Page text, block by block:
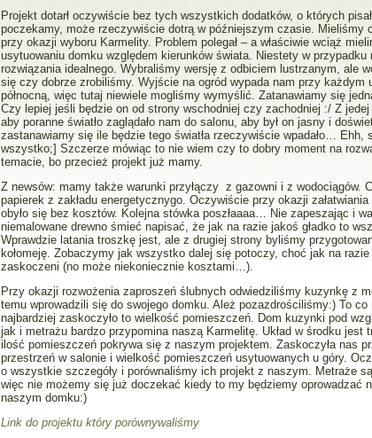
Projekt dotarł oczywiście bez tych wszystkich dodatków, o których
poczekamy, może rzeczywiście dotrą w późniejszym czasie. Mieliśmy
przy okazji wyboru Karmelity. Problem polegał – a właściwie wciąż
usytuowaniu domku względem kierunków świata. Niestety w przypadku
rozwiązania idealnego. Wybraliśmy wersję z odbiciem lustrzanym, ale
się czy dobrze zrobiliśmy. Wyjście na ogród wypada nam przy każdym
północną, więc tutaj niewiele mogliśmy wymyślić. Zatanawiamy się
Czy lepiej jeśli będzie on od strony wschodniej czy zachodniej :/ Z
aby poranne światło zaglądało nam do salonu, aby był on jasny i
zastanawiamy się ile będzie tego światła rzeczywiście wpadało… Ehh,
wszystko;] Szczerze mówiąc to nie wiem czy to dobry moment na
temacie, bo przecież projekt już mamy.
Z newsów: mamy także warunki przyłączy z gazowni i z wodociągów.
papierek z zakładu energetycznygo. Oczywiście przy okazji
obyło się bez kosztów. Kolejna stówka poszłaaaa… Nie zapeszając i
niemalowane drewno śmieć napisać, że jak na razie jakoś gładko to
Wprawdzie latania troszkę jest, ale z drugiej strony byliśmy
kołomeję. Zobaczymy jak wszystko dalej się potoczy, choć jak na
zaskoczeni (no może niekoniecznie kosztami…).
Przy okazji rozwożenia zaproszeń ślubnych odwiedziliśmy kuzynkę z
temu wprowadzili się do swojego domku. Ależ pozazdrościliśmy:) To co
najbardziej zaskoczyło to wielkość pomieszczeń. Dom kuzynki pod
jak i metrażu bardzo przypomina naszą Karmelitę. Układ w środku jest
ilość pomieszczeń pokrywa się z naszym projektem. Zaskoczyła nas
przestrzeń w salonie i wielkość pomieszczeń usytuowanych u góry.
o wszystkie szczegóły i porównaliśmy ich projekt z naszym. Metraże
więc nie możemy się już doczekać kiedy to my będziemy oprowadzać
naszym domku:)
Link do projektu który porównywaliśmy